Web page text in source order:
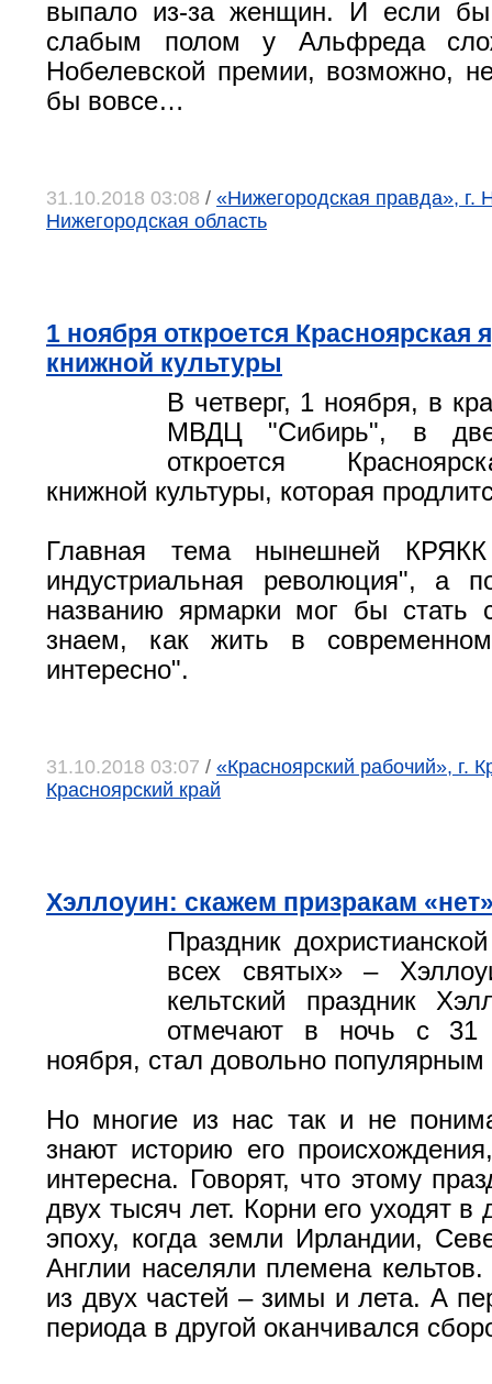
выпало из-за женщин. И если
слабым полом у Альфреда
Нобелевской премии, возможно,
бы вовсе…
31.10.2018 03:08 / «Нижегородская правда», г.
Нижегородская область
1 ноября откроется Красноярская
книжной культуры
В четверг, 1 ноября, в
МВДЦ "Сибирь", в
откроется
книжной культуры, которая
Главная тема нынешней
индустриальная революция", а
названию ярмарки мог бы стать
знаем, как жить в
интересно".
31.10.2018 03:07 / «Красноярский рабочий», г.
Красноярский край
Хэллоуин: скажем призракам
Праздник
всех святых» –
кельтский праздник
отмечают в ночь с 31
ноября, стал довольно
Но многие из нас так и не
знают историю его
интересна. Говорят, что этому
двух тысяч лет. Корни его уходят в
эпоху, когда земли Ирландии,
Англии населяли племена
из двух частей – зимы и лета. А
периода в другой оканчивался